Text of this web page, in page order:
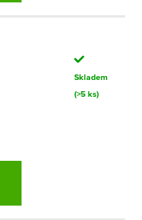
Skladem
(>5 ks)